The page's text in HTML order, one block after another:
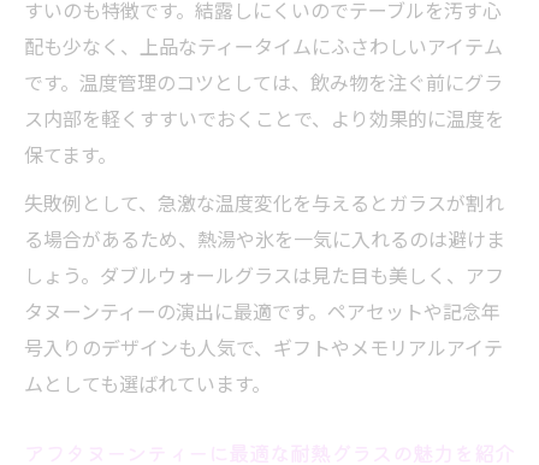
すいのも特徴です。結露しにくいのでテーブルを汚す心
配も少なく、上品なティータイムにふさわしいアイテム
です。温度管理のコツとしては、飲み物を注ぐ前にグラ
ス内部を軽くすすいでおくことで、より効果的に温度を
保てます。
失敗例として、急激な温度変化を与えるとガラスが割れ
る場合があるため、熱湯や氷を一気に入れるのは避けま
しょう。ダブルウォールグラスは見た目も美しく、アフ
タヌーンティーの演出に最適です。ペアセットや記念年
号入りのデザインも人気で、ギフトやメモリアルアイテ
ムとしても選ばれています。